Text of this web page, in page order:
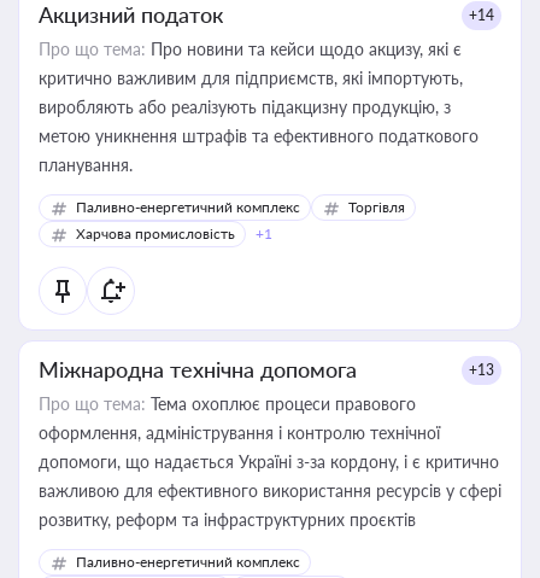
Акцизний податок +14
Про що тема: Про новини та кейси щодо акцизу, які є
критично важливим для підприємств, які імпортують,
виробляють або реалізують підакцизну продукцію, з
метою уникнення штрафів та ефективного податкового
планування.
Паливно-енергетичний комплекс
Торгівля
Харчова промисловість
+1
Міжнародна технічна допомога +13
Про що тема: Тема охоплює процеси правового
оформлення, адміністрування і контролю технічної
допомоги, що надається Україні з-за кордону, і є критично
важливою для ефективного використання ресурсів у сфері
розвитку, реформ та інфраструктурних проєктів
Паливно-енергетичний комплекс